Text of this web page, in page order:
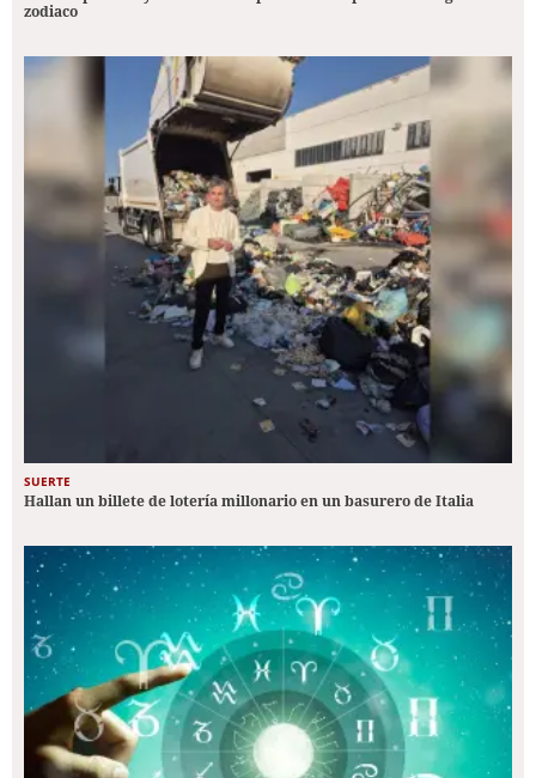
zodiaco
SUERTE
Hallan un billete de lotería millonario en un basurero de Italia